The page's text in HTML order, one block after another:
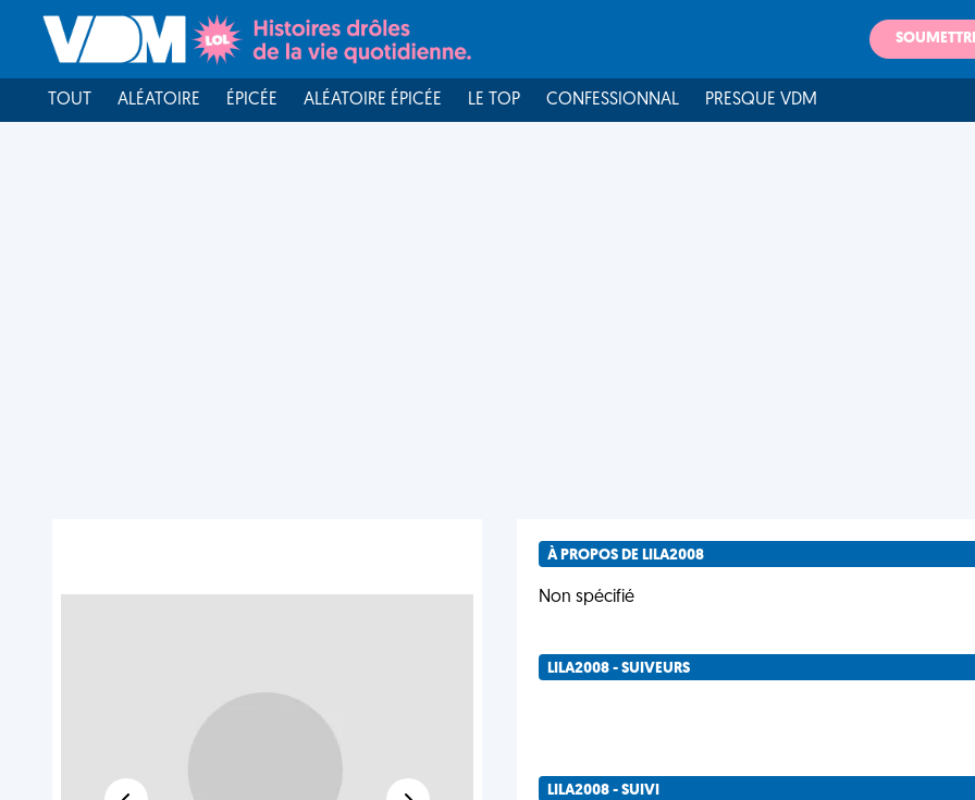
TOUT ALÉATOIRE ÉPICÉE ALÉATOIRE ÉPICÉE LE TOP CONFESSIONNAL PRESQUE VDM
À PROPOS DE LILA2008
Non spécifié
LILA2008 - SUIVEURS
LILA2008 - SUIVI